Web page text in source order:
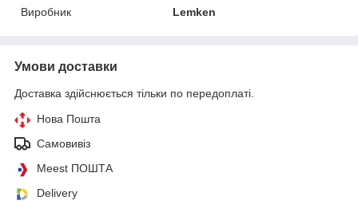
Виробник
Lemken
Умови доставки
Доставка здійснюється тільки по передоплаті.
Нова Пошта
Самовивіз
Meest ПОШТА
Delivery